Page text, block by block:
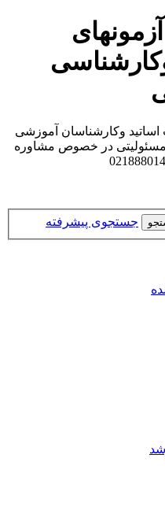
وکارشناسان آموزشی
در خصوص مشاوره
جستجوی پیشرفته